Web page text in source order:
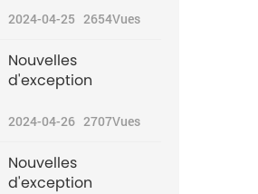
2024-04-25 2654Vues
Nouvelles
d'exception
2024-04-26 2707Vues
Nouvelles
d'exception